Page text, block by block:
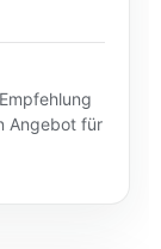
Angebot für